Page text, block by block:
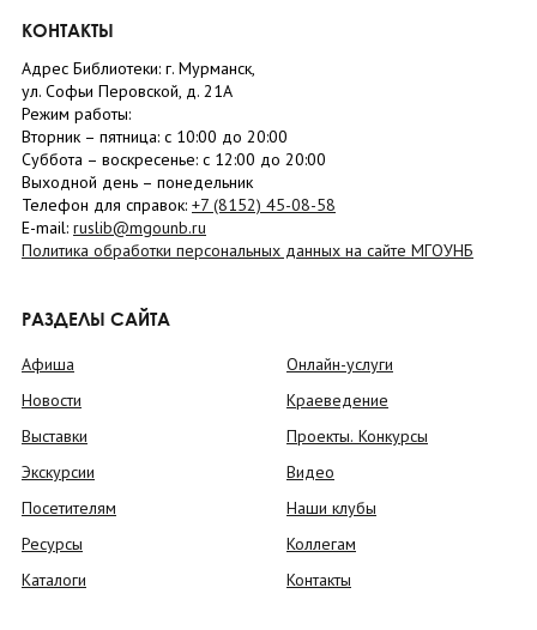
КОНТАКТЫ
Адрес Библиотеки: г. Мурманск,
ул. Софьи Перовской, д. 21А
Режим работы:
Вторник – пятница: с 10:00 до 20:00
Суббота – воскресенье: c 12:00 до 20:00
Выходной день – понедельник
Телефон для справок: +7 (8152) 45-08-58
E-mail: ruslib@mgounb.ru
Политика обработки персональных данных на сайте МГОУНБ
РАЗДЕЛЫ САЙТА
Афиша
Новости
Выставки
Экскурсии
Посетителям
Ресурсы
Каталоги
Онлайн-услуги
Краеведение
Проекты. Конкурсы
Видео
Наши клубы
Коллегам
Контакты